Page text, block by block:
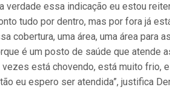
verdade essa indicação eu estou
tudo por dentro, mas por fora já
cobertura, uma área, uma área para
é um posto de saúde que atende
vezes está chovendo, está muito frio,
eu espero ser atendida”, justifica